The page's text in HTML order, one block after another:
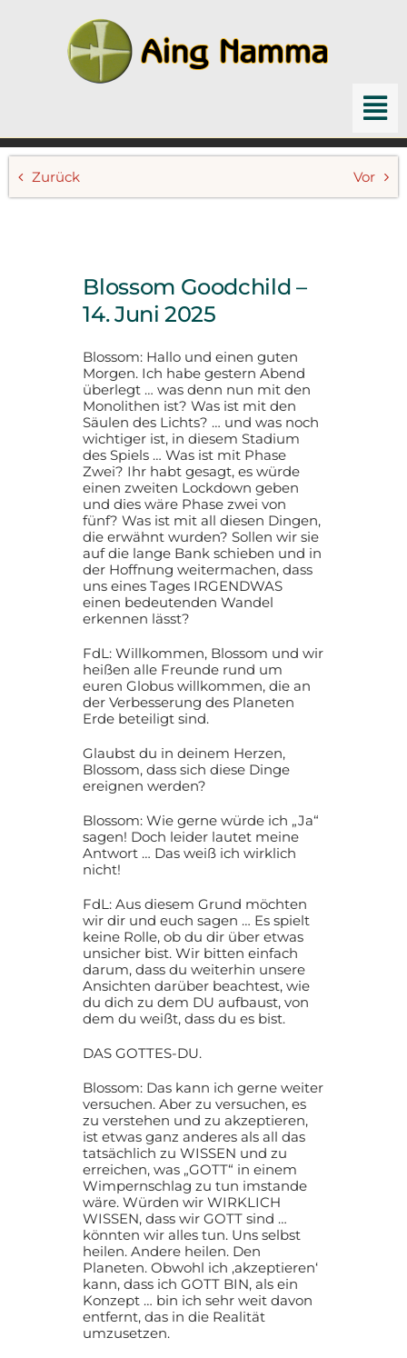
Home
Archiv
nach:
Zurück Vor
Blossom Goodchild –
14. Juni 2025
Blossom: Hallo und einen guten
Morgen. Ich habe gestern Abend
überlegt … was denn nun mit den
Monolithen ist? Was ist mit den
Säulen des Lichts? … und was noch
wichtiger ist, in diesem Stadium
des Spiels … Was ist mit Phase
Zwei? Ihr habt gesagt, es würde
einen zweiten Lockdown geben
und dies wäre Phase zwei von
fünf? Was ist mit all diesen Dingen,
die erwähnt wurden? Sollen wir sie
auf die lange Bank schieben und in
der Hoffnung weitermachen, dass
uns eines Tages IRGENDWAS
einen bedeutenden Wandel
erkennen lässt?
FdL: Willkommen, Blossom und wir
heißen alle Freunde rund um
euren Globus willkommen, die an
der Verbesserung des Planeten
Erde beteiligt sind.
Glaubst du in deinem Herzen,
Blossom, dass sich diese Dinge
ereignen werden?
Blossom: Wie gerne würde ich „Ja“
sagen! Doch leider lautet meine
Antwort … Das weiß ich wirklich
nicht!
FdL: Aus diesem Grund möchten
wir dir und euch sagen … Es spielt
keine Rolle, ob du dir über etwas
unsicher bist. Wir bitten einfach
darum, dass du weiterhin unsere
Ansichten darüber beachtest, wie
du dich zu dem DU aufbaust, von
dem du weißt, dass du es bist.
DAS GOTTES-DU.
Blossom: Das kann ich gerne weiter
versuchen. Aber zu versuchen, es
zu verstehen und zu akzeptieren,
ist etwas ganz anderes als all das
tatsächlich zu WISSEN und zu
erreichen, was „GOTT“ in einem
Wimpernschlag zu tun imstande
wäre. Würden wir WIRKLICH
WISSEN, dass wir GOTT sind …
könnten wir alles tun. Uns selbst
heilen. Andere heilen. Den
Planeten. Obwohl ich ‚akzeptieren‘
kann, dass ich GOTT BIN, als ein
Konzept … bin ich sehr weit davon
entfernt, das in die Realität
umzusetzen.